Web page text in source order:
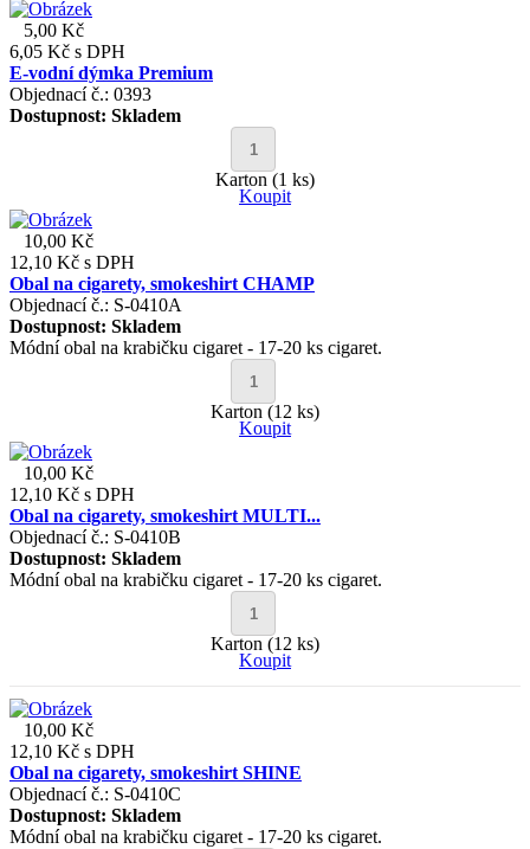
5,00 Kč
6,05 Kč s DPH
E-vodní dýmka Premium
Objednací č.: 0393
Dostupnost: Skladem
Karton (1 ks)
Koupit
10,00 Kč
12,10 Kč s DPH
Obal na cigarety, smokeshirt CHAMP
Objednací č.: S-0410A
Dostupnost: Skladem
Módní obal na krabičku cigaret - 17-20 ks cigaret.
Karton (12 ks)
Koupit
10,00 Kč
12,10 Kč s DPH
Obal na cigarety, smokeshirt MULTI...
Objednací č.: S-0410B
Dostupnost: Skladem
Módní obal na krabičku cigaret - 17-20 ks cigaret.
Karton (12 ks)
Koupit
10,00 Kč
12,10 Kč s DPH
Obal na cigarety, smokeshirt SHINE
Objednací č.: S-0410C
Dostupnost: Skladem
Módní obal na krabičku cigaret - 17-20 ks cigaret.